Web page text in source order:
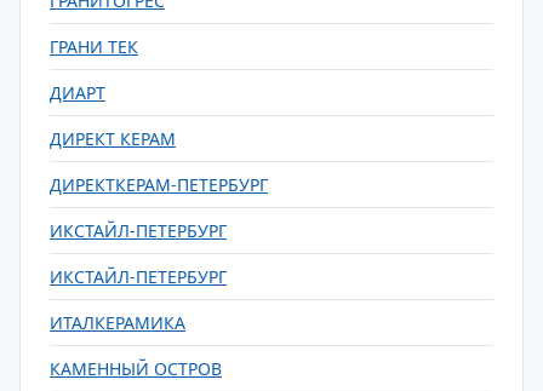
ГРАНИ ТЕК
ДИАРТ
ДИРЕКТ КЕРАМ
ДИРЕКТКЕРАМ-ПЕТЕРБУРГ
ИКСТАЙЛ-ПЕТЕРБУРГ
ИКСТАЙЛ-ПЕТЕРБУРГ
ИТАЛКЕРАМИКА
КАМЕННЫЙ ОСТРОВ